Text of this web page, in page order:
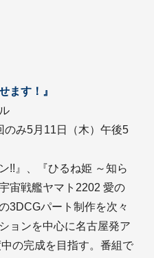
ます！』
のみ5月11日（木）午後5
!!』、『ひるね姫 ～知ら
宙戦艦ヤマト2202 愛の
3DCGパート制作を次々
ョンを中心に名古屋発ア
の完成を目指す。番組で